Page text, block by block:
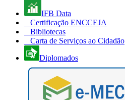
IFB Data
Certificação ENCCEJA
Bibliotecas
Carta de Serviços ao Cidadão
Diplomados